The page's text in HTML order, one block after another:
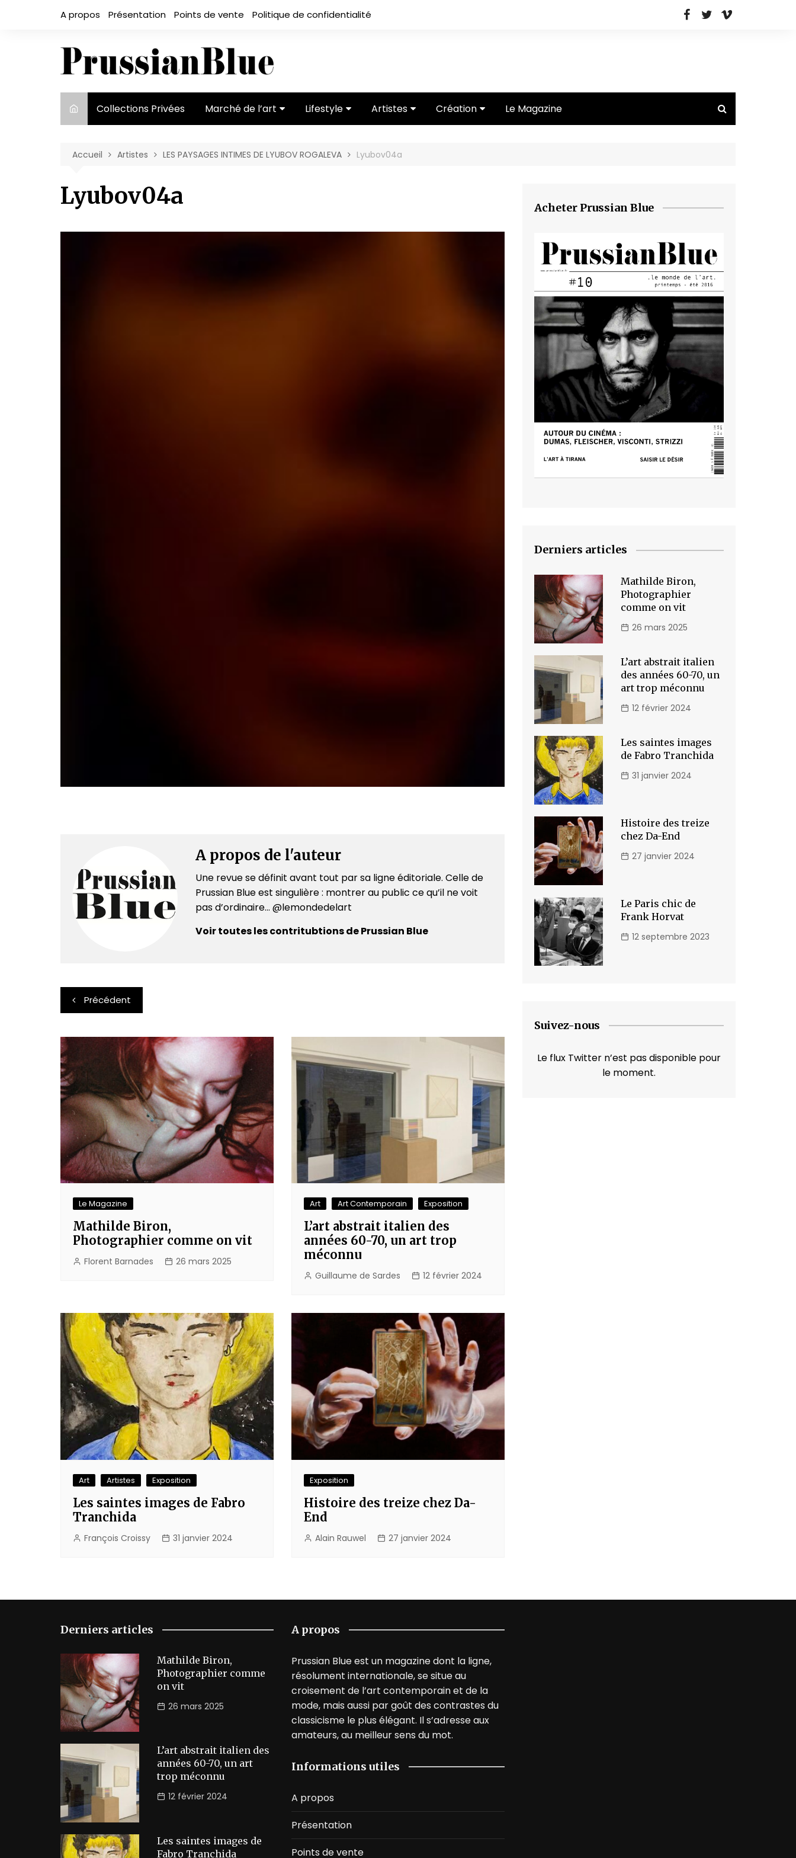
A propos Présentation Points de vente Politique de confidentialité
Collections Privées Marché de l’art
acteurs
Lifestyle
Mode
Artistes
Entretiens
Création Le Magazine
Accueil Artistes LES PAYSAGES INTIMES DE LYUBOV ROGALEVA Lyubov04a
Lyubov04a
A propos de l'auteur
Une revue se définit avant tout par sa ligne éditoriale. Celle de
Prussian Blue est singulière : montrer au public ce qu’il ne voit
pas d’ordinaire... @lemondedelart
Voir toutes les contritubtions de Prussian Blue
Navigation
de
l’article
Précédent
Le Magazine
Mathilde Biron,
Photographier comme on vit
Florent Barnades 26 mars 2025
Art Art Contemporain Exposition
L’art abstrait italien des
années 60-70, un art trop
méconnu
Guillaume de Sardes 12 février 2024
Art Artistes Exposition
Les saintes images de Fabro
Tranchida
François Croissy 31 janvier 2024
Exposition
Histoire des treize chez Da-
End
Alain Rauwel 27 janvier 2024
Acheter Prussian Blue
Derniers articles
Mathilde Biron,
Photographier
comme on vit
26 mars 2025
L’art abstrait italien
des années 60-70, un
art trop méconnu
12 février 2024
Les saintes images
de Fabro Tranchida
31 janvier 2024
Histoire des treize
chez Da-End
27 janvier 2024
Le Paris chic de
Frank Horvat
12 septembre 2023
Suivez-nous
Le flux Twitter n’est pas disponible pour
le moment.
Derniers articles
Mathilde Biron,
Photographier comme
on vit
26 mars 2025
L’art abstrait italien des
années 60-70, un art
trop méconnu
12 février 2024
Les saintes images de
Fabro Tranchida
A propos
Prussian Blue est un magazine dont la ligne,
résolument internationale, se situe au
croisement de l’art contemporain et de la
mode, mais aussi par goût des contrastes du
classicisme le plus élégant. Il s’adresse aux
amateurs, au meilleur sens du mot.
Informations utiles
A propos
Présentation
Points de vente